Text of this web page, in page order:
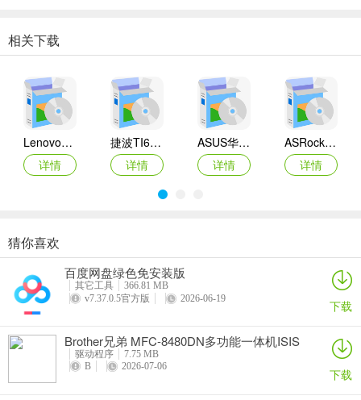
相关下载
Lenovo联想 Ideapad Z465/Z565系列笔记本 声卡驱动
详情
捷波TI61AG-A主板BIOS
详情
ASUS华硕F1A55-M LX3 R2.0主板BIOS
详情
ASRock华擎IMB-A160主板BIOS
详情
奥睿科PAS3062-2E/PAS3062-2S/PAS3064-2S2E系列扩展卡驱动
详情
Canon佳能 PowerShot A310 WIA驱动
详情
AMD Mobility Radeon HD 2000/HD 3000/HD 4000/HD 5000系列移动显卡催化剂驱动
映泰Hi-Fi H77S 5.x主板BIOS
猜你喜欢
百度网盘绿色免安装版
其它工具
366.81 MB
v7.37.0.5官方版
2026-06-19 下载
Brother兄弟 MFC-8480DN多功能一体机ISIS
驱动
驱动程序
7.75 MB
B
2026-07-06 下载